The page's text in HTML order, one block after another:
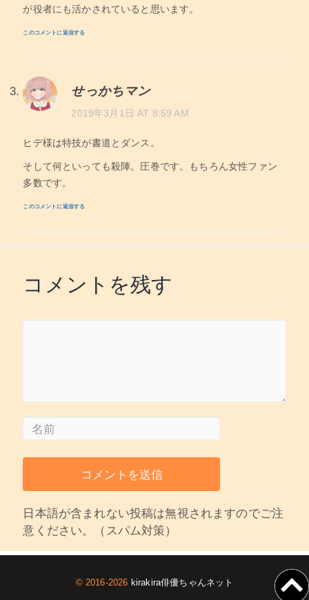
が役者にも活かされていると思います。
このコメントに返信する
せっかちマン
2019年3月1日 AT 8:59 AM
ヒデ様は特技が書道とダンス。
そして何といっても殺陣。圧巻です。もちろん女性ファン
多数です。
このコメントに返信する
コメントを残す
日本語が含まれない投稿は無視されますのでご注
意ください。（スパム対策）
© 2016-2026 kirakira俳優ちゃんネット